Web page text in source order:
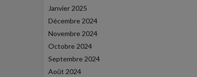
Janvier 2025
Décembre 2024
Novembre 2024
Octobre 2024
Septembre 2024
Août 2024